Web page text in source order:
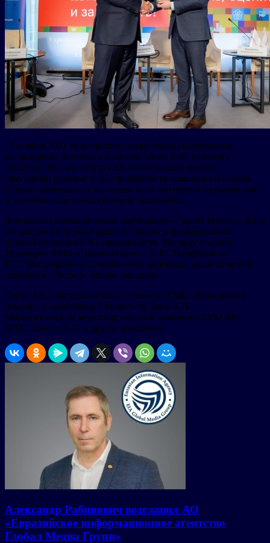
17 ноября 2021 года прошла торжественная церемония
награждения по итогам национального ESG рэнкинга.
«Эксперт РА» как центр ESG-компетенций провел
ежегодный рэнкинг ESG-прозрачности компаний и банков.
Оценка проводилась как среди всех эмитентов на рынке, так
и в рамках отдельных секторов экономики.
Финансово-промышленная корпорация «Гарант-Инвест» была
награждена в первых рядах наградой за формирование
лучшей практики ESG-прозрачности. Награду получил
Президент ФПК «Гарант-Инвест» А.Ю. Панфилов от
П.С. Митрофанова, Генерального директора аналитической
компании «Эксперт Бизнес решения».
Также ESG наградами были отмечены ГМК «Норильский
никель», Совкомбанк, Северсталь, Банк ВТБ,
Магнитогорский металлургический комбинат, ЛУКОЙЛ,
МТС, Yandex N.V. и другие компании.
Александр Рабинович возглавил АО
«Евразийское информационное агентство
Глобал Медиа Групп»